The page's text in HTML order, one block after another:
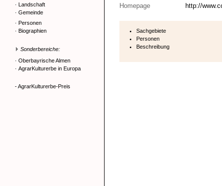
· Landschaft
· Gemeinde
· Personen
· Biographien
Sonderbereiche:
· Oberbayrische Almen
· AgrarKulturerbe in Europa
- AgrarKulturerbe-Preis
Homepage
http://
Sachgebiete
Personen
Beschreibung